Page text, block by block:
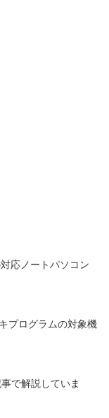
応ノートパソコン
プログラムの対象機
で解説していま